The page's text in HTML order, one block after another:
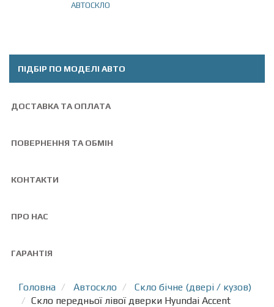
АВТОСКЛО
ПІДБІР ПО МОДЕЛІ АВТО
ДОСТАВКА ТА ОПЛАТА
ПОВЕРНЕННЯ ТА ОБМІН
КОНТАКТИ
ПРО НАС
ГАРАНТІЯ
Головна Автоскло
Скло бічне (двері / кузов)
Скло передньої лівої дверки Hyundai Accent